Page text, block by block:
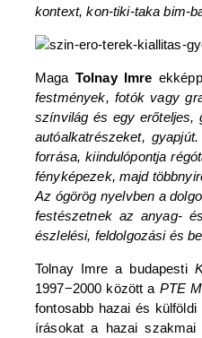
kontext, kon-tiki-taka bim-
Maga Tolnay Imre
festmények, fotók vagy
színvilág és egy erőteljes,
autóalkatrészeket,
forrása, kiindulópontja
fényképezek, majd
Az ógörög nyelvben a
festészetnek az anyag-
észlelési, feldolgozási és
Tolnay Imre a budapesti
1997−2000 között a PTE
fontosabb hazai és
írásokat a hazai szakmai